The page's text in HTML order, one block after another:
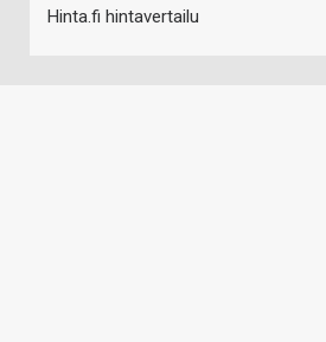
Hinta.fi hintavertailu